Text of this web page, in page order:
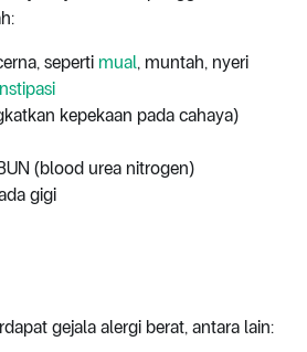
seperti mual, muntah, nyeri
kepekaan pada cahaya)
(blood urea nitrogen)
gigi
gejala alergi berat, antara lain: